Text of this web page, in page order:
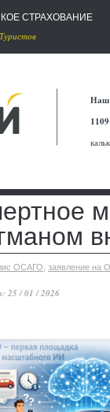
СТРАХОВАНИЕ
Туристов
Наш
1109
ОСАГО заявление на
25 / 01 / 2026